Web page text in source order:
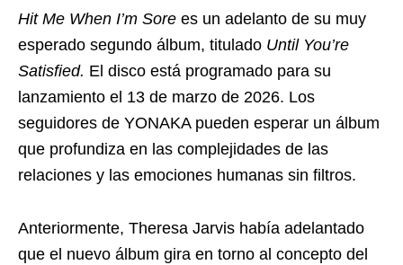
Hit Me When I’m Sore es un adelanto de su muy
esperado segundo álbum, titulado Until You’re
Satisfied. El disco está programado para su
lanzamiento el 13 de marzo de 2026. Los
seguidores de YONAKA pueden esperar un álbum
que profundiza en las complejidades de las
relaciones y las emociones humanas sin filtros.
Anteriormente, Theresa Jarvis había adelantado
que el nuevo álbum gira en torno al concepto del